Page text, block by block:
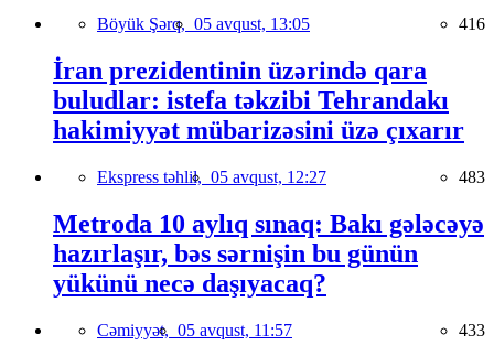
Böyük Şərq, 05 avqust, 13:05 416
İran prezidentinin üzərində qara
buludlar: istefa təkzibi Tehrandakı
hakimiyyət mübarizəsini üzə çıxarır
Ekspress təhlil, 05 avqust, 12:27 483
Metroda 10 aylıq sınaq: Bakı gələcəyə
hazırlaşır, bəs sərnişin bu günün
yükünü necə daşıyacaq?
Cəmiyyət, 05 avqust, 11:57 433